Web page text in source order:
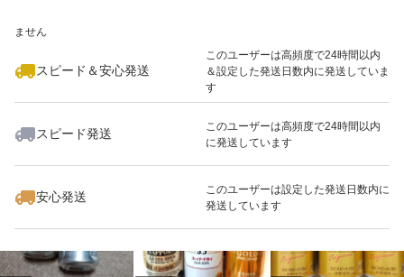
ません
スピード＆安心発送
このユーザーは高頻度で24時間以内
＆設定した発送日数内に発送していま
す
スピード発送
このユーザーは高頻度で24時間以内
に発送しています
安心発送
このユーザーは設定した発送日数内に
発送しています
いいね！
2,700